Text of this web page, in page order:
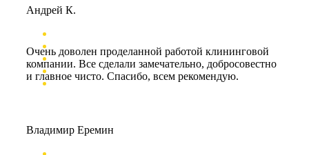
Очень доволен проделанной работой клининговой
компании. Все сделали замечательно, добросовестно
и главное чисто. Спасибо, всем рекомендую.
Андрей К.
Владимир Еремин